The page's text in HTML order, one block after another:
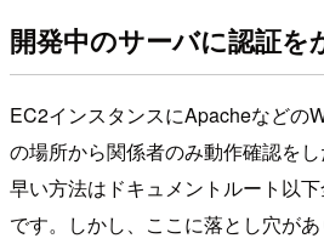
開発中のサーバに認証を
EC2インスタンスにApacheなどの
の場所から関係者のみ動作確認を
早い方法はドキュメントルート以
です。しかし、ここに落とし穴が